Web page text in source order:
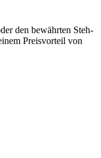
den bewährten Steh-
Preisvorteil von